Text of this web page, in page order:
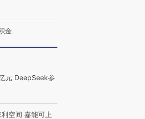
金
元 DeepSeek参
空间 嘉能可上